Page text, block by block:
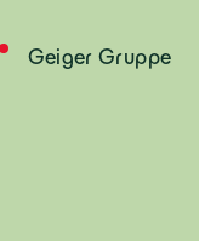
Geiger Gruppe